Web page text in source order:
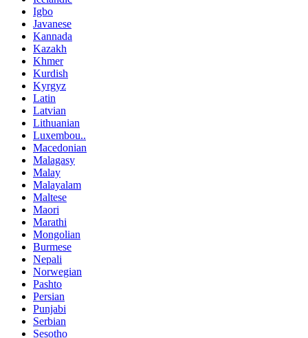
Igbo
Javanese
Kannada
Kazakh
Khmer
Kurdish
Kyrgyz
Latin
Latvian
Lithuanian
Luxembou..
Macedonian
Malagasy
Malay
Malayalam
Maltese
Maori
Marathi
Mongolian
Burmese
Nepali
Norwegian
Pashto
Persian
Punjabi
Serbian
Sesotho